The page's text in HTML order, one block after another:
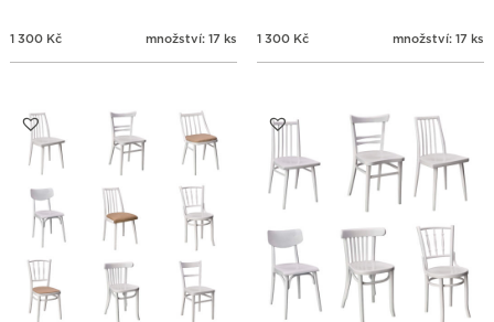
1 300 Kč množství: 17 ks 1 300 Kč množství: 17 ks